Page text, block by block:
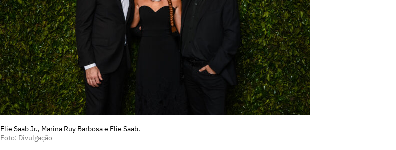
Elie Saab Jr., Marina Ruy Barbosa e Elie Saab.
Foto: Divulgação